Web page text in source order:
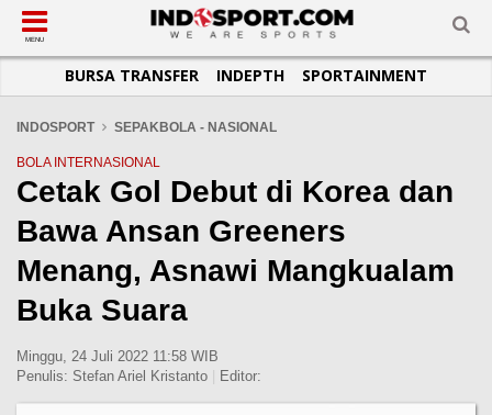
SUB-MENU
SEPAKBOLA
LIGA INGGRIS
LIGA ITALIA
LIGA SPANYOL
LIGA CHAMPIONS
LIGA PRANCIS
LIGA EUROPA
SUB-MENU
SPORTAINMENT
SUB-MENU
OTOMOTIF
OTOMANIA
SUB-MENU
BASKET
FUTSAL
OLIMPIK
E-SPORT
SUB-MENU
JADWAL
SUB-MENU
TOPIK HARI INI
INFOGRAFIS
GALERI FOTO
TEMPAT OLAHRAGA
PASUKAN SEHAT
MENU
BURSA TRANSFER INDEPTH SPORTAINMENT
INDOSPORT SEPAKBOLA - NASIONAL
BOLA INTERNASIONAL
Cetak Gol Debut di Korea dan
Bawa Ansan Greeners
Menang, Asnawi Mangkualam
Buka Suara
Minggu, 24 Juli 2022 11:58 WIB
Penulis: Stefan Ariel Kristanto Editor: